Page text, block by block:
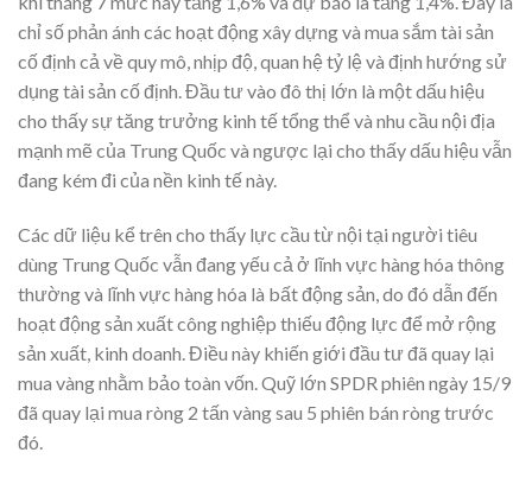
chỉ số phản ánh các hoạt động xây dựng và mua sắm tài sản
cố định cả về quy mô, nhịp độ, quan hệ tỷ lệ và định hướng sử
dụng tài sản cố định. Đầu tư vào đô thị lớn là một dấu hiệu
cho thấy sự tăng trưởng kinh tế tổng thể và nhu cầu nội địa
mạnh mẽ của Trung Quốc và ngược lại cho thấy dấu hiệu vẫn
đang kém đi của nền kinh tế này.
Các dữ liệu kể trên cho thấy lực cầu từ nội tại người tiêu
dùng Trung Quốc vẫn đang yếu cả ở lĩnh vực hàng hóa thông
thường và lĩnh vực hàng hóa là bất động sản, do đó dẫn đến
hoạt động sản xuất công nghiệp thiếu động lực để mở rộng
sản xuất, kinh doanh. Điều này khiến giới đầu tư đã quay lại
mua vàng nhằm bảo toàn vốn. Quỹ lớn SPDR phiên ngày 15/9
đã quay lại mua ròng 2 tấn vàng sau 5 phiên bán ròng trước
đó.